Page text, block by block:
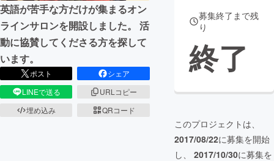
CAMPFIREふるさと納税machi-ya
英語が苦手な方だけが集まるオン
ラインサロンを開設しました。 活
動に協賛してくださる方を探して
います。
ポスト
シェア
LINEで送る
URLコピー
埋め込み
QRコード
募集終了まで残
り
終了
このプロジェクトは、
2017/08/22に募集を開始
し、 2017/10/30に募集を